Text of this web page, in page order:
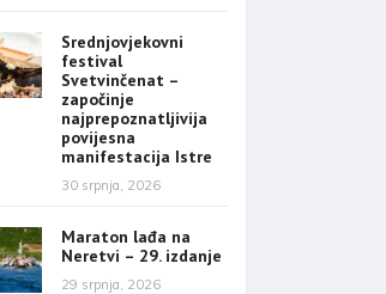
Srednjovjekovni
festival
Svetvinčenat –
započinje
najprepoznatljivija
povijesna
manifestacija Istre
30 srpnja, 2026
Maraton lađa na
Neretvi – 29. izdanje
29 srpnja, 2026